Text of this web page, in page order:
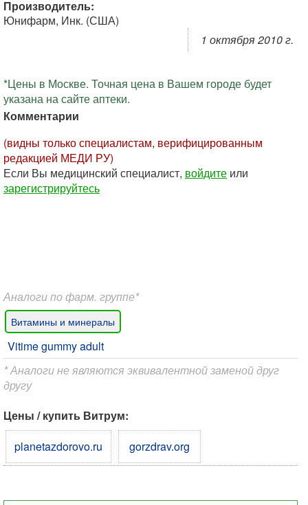
Производитель:
Юнифарм, Инк. (США)
1 октября 2010 г.
*Цены в Москве. Точная цена в Вашем городе будет
указана на сайте аптеки.
Комментарии
(видны только специалистам, верифицированным
редакцией МЕДИ РУ)
Если Вы медицинский специалист, войдите или
зарегистрируйтесь
Аналоги по фарм. группе*
Витамины и минералы
Vitime gummy adult
* Аналоги не являются эквивалентной заменой друг
другу
Цены / купить Витрум:
planetazdorovo.ru
gorzdrav.org